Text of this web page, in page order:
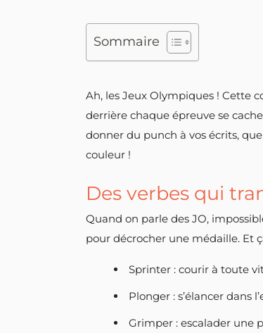
Sommaire
Ah, les Jeux Olympiques ! Cette
derrière chaque épreuve se
donner du punch à vos écrits,
couleur !
Des verbes qui
Quand on parle des JO,
pour décrocher une médaille. Et
Sprinter : courir à toute
Plonger : s’élancer dans
Grimper : escalader une